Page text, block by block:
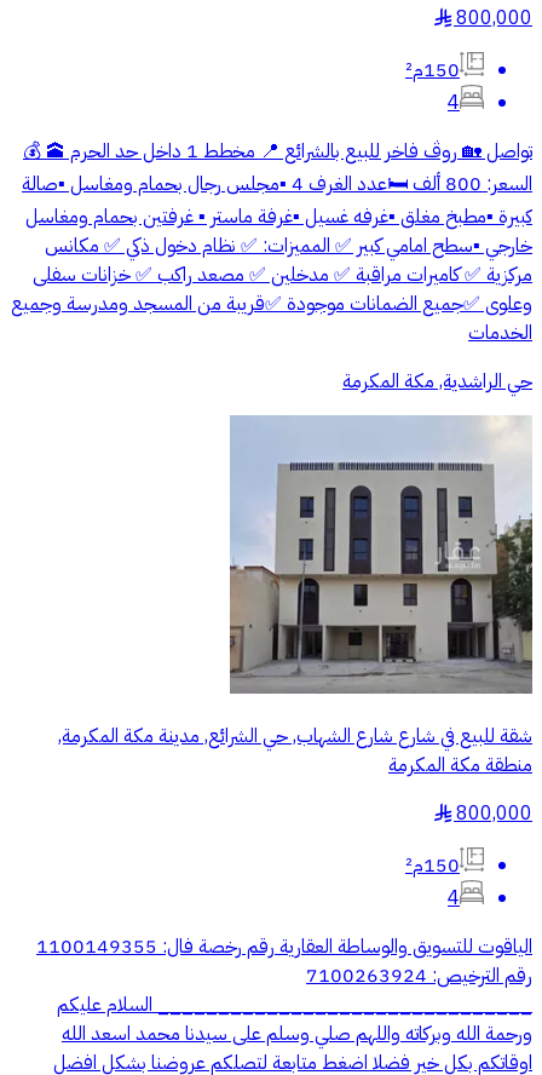
800,000
§
150م²
4
تواصل 🏡 روڤ فاخر للبيع بالشرائع 📍 مخطط 1 داخل حد الحرم 🕋 💰
السعر: 800 ألف 🛏️عدد الغرف 4 ▪️مجلس رجال بحمام ومغاسل ▪️صالة
كبيرة ▪️مطبخ مغلق ▪️غرفه غسيل ▪️غرفة ماستر ▪️ غرفتين بحمام ومغاسل
خارجي ▪️سطح امامي كبير ✅ المميزات: ✅ نظام دخول ذكي ✅ مكانس
مركزية ✅ كاميرات مراقبة ✅ مدخلين ✅ مصعد راكب ✅ خزانات سفلى
وعلوى ✅جميع الضمانات موجودة ✅قريبة من المسجد ومدرسة وجميع
الخدمات
حي الراشدية, مكة المكرمة
شقة للبيع في شارع شارع الشهاب, حي الشرائع, مدينة مكة المكرمة,
منطقة مكة المكرمة
800,000
§
150م²
4
الياقوت للتسويق والوساطة العقارية رقم رخصة فال: 1100149355
رقم الترخيص: 7100263924
_______________________________ السلام عليكم
ورحمة الله وبركاته واللهم صلي وسلم على سيدنا محمد اسعد الله
اوقاتكم بكل خير فضلا اضغط متابعة لتصلكم عروضنا بشكل افضل